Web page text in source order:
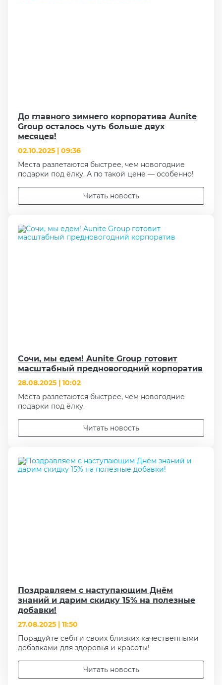
До главного зимнего корпоратива Aunite
Group осталось чуть больше двух
месяцев!
02.10.2025 | 09:36
Места разлетаются быстрее, чем новогодние
подарки под ёлку. А по такой цене — особенно!
Читать новость
Сочи, мы едем! Aunite Group готовит
масштабный предновогодний корпоратив
28.08.2025 | 10:02
Места разлетаются быстрее, чем новогодние
подарки под ёлку.
Читать новость
Поздравляем с наступающим Днём
знаний и дарим скидку 15% на полезные
добавки!
27.08.2025 | 11:50
Порадуйте себя и своих близких качественными
добавками для здоровья и красоты!
Читать новость